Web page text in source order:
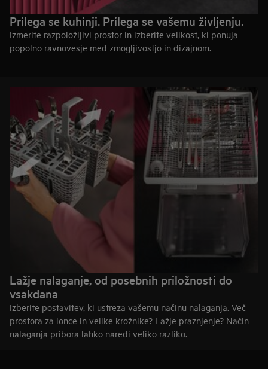
Prilega se kuhinji. Prilega se vašemu življenju.
Izmerite razpoložljivi prostor in izberite velikost, ki ponuja
popolno ravnovesje med zmogljivostjo in dizajnom.
Največja zmogljivost za vsakodnevno kuhanje, goste in
družinsko življenje.
Širina 45–55 cm
Ozek zunaj. Presenetljivo prostoren znotraj. Idealen, ko je
prostor pomemben, zmogljivost pa ne sme biti kompromis.
Širina pod 45 cm
Kompakten in priročen — popoln za manjše kuhinje ali
dodatne prostore.
Raziščite modele 60 cm
Raziščite modele 45–55 cm
Lažje nalaganje, od posebnih priložnosti do
vsakdana
Izberite postavitev, ki ustreza vašemu načinu nalaganja. Več
prostora za lonce in velike krožnike? Lažje praznjenje? Način
nalaganja pribora lahko naredi veliko razliko.